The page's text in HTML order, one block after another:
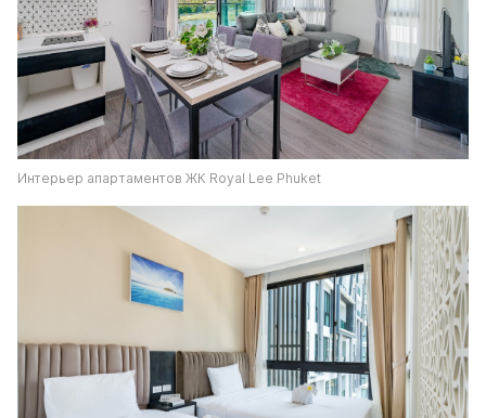
Интерьер апартаментов ЖК Royal Lee Phuket